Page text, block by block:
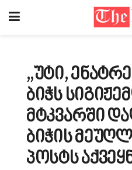
„უტი,
ბიჭს
მტკვარში
ბიჭის
პოსტს